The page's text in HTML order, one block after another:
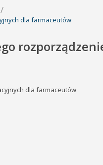
dla farmaceutów
dla farmaceutów